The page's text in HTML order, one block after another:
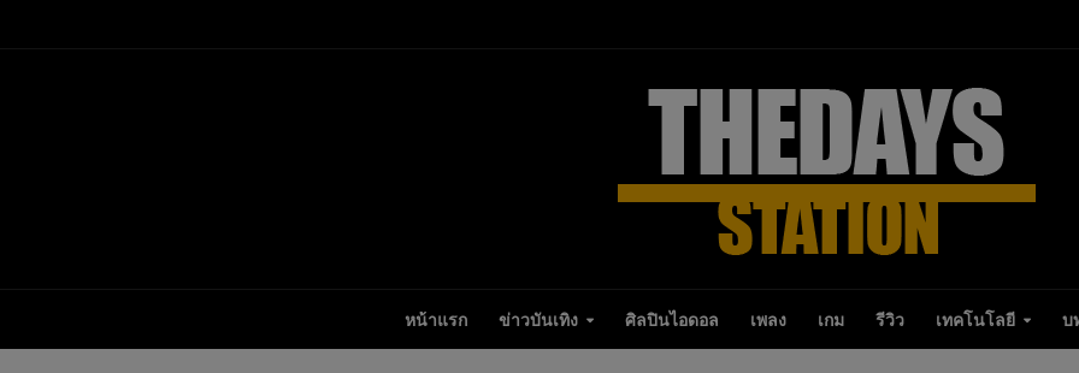
หน้าแรก ข่าวบันเทิง ศิลปินไอดอล เพลง เกม รีวิว เทคโนโลยี บ